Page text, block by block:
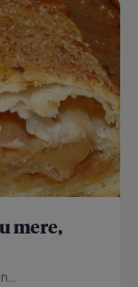
mere,